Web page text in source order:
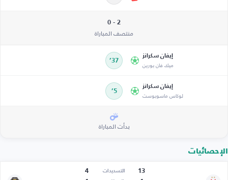
2 - 0
منتصف المباراة
إيفان سكرانز
ميك فان بورين 37’
إيفان سكرانز
لوكاس ماسوبوست 5’
بدأت المباراة
الإحصائيات
13 التسديدات
4